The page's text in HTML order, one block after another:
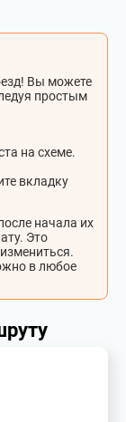
Вы можете
простым
на схеме.
вкладку
начала их
Это
в любое